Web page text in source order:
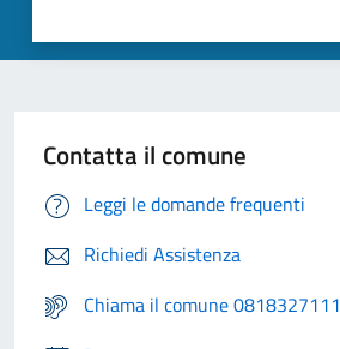
Contatta il comune
Leggi le domande frequenti
Richiedi Assistenza
Chiama il comune 0818327111